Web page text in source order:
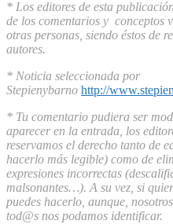
* Los editores de esta
de los comentarios y conceptos
otras personas, siendo éstos de
autores.
* Noticia seleccionada por
Stepienybarno http://
* Tu comentario pudiera ser
aparecer en la entrada, los
reservamos el derecho tanto de
hacerlo más legible) como de
expresiones incorrectas
malsonantes…). A su vez, si
puedes hacerlo, aunque,
tod@s nos podamos identificar.